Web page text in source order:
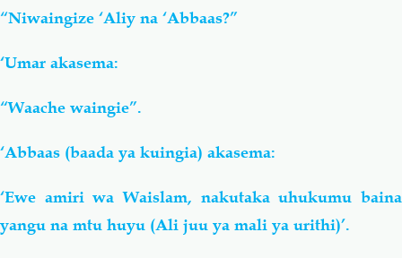
“Niwaingize ‘Aliy na ‘Abbaas?”
‘Umar akasema:
“Waache waingie”.
‘Abbaas (baada ya kuingia) akasema:
‘Ewe amiri wa Waislam, nakutaka uhukumu baina
yangu na mtu huyu (Ali juu ya mali ya urithi)’.